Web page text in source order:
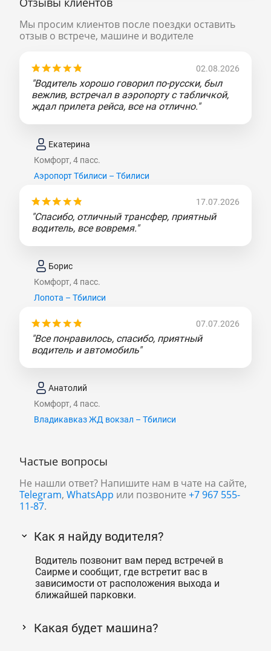
Мы просим клиентов после поездки оставить
отзыв о встрече, машине и водителе
02.08.2026
"Водитель хорошо говорил по-русски, был
вежлив, встречал в аэропорту с табличкой,
ждал прилета рейса, все на отлично."
Екатерина
Комфорт, 4 пасс.
Аэропорт Тбилиси – Тбилиси
17.07.2026
"Спасибо, отличный трансфер, приятный
водитель, все вовремя."
Борис
Комфорт, 4 пасс.
Лопота – Тбилиси
07.07.2026
"Все понравилось, спасибо, приятный
водитель и автомобиль"
Анатолий
Комфорт, 4 пасс.
Владикавказ ЖД вокзал – Тбилиси
Частые вопросы
Не нашли ответ? Напишите нам в чате на сайте,
Telegram, WhatsApp или позвоните +7 967 555-
11-87.
Как я найду водителя?
Водитель позвонит вам перед встречей в
Саирме и сообщит, где встретит вас в
зависимости от расположения выхода и
ближайшей парковки.
Какая будет машина?